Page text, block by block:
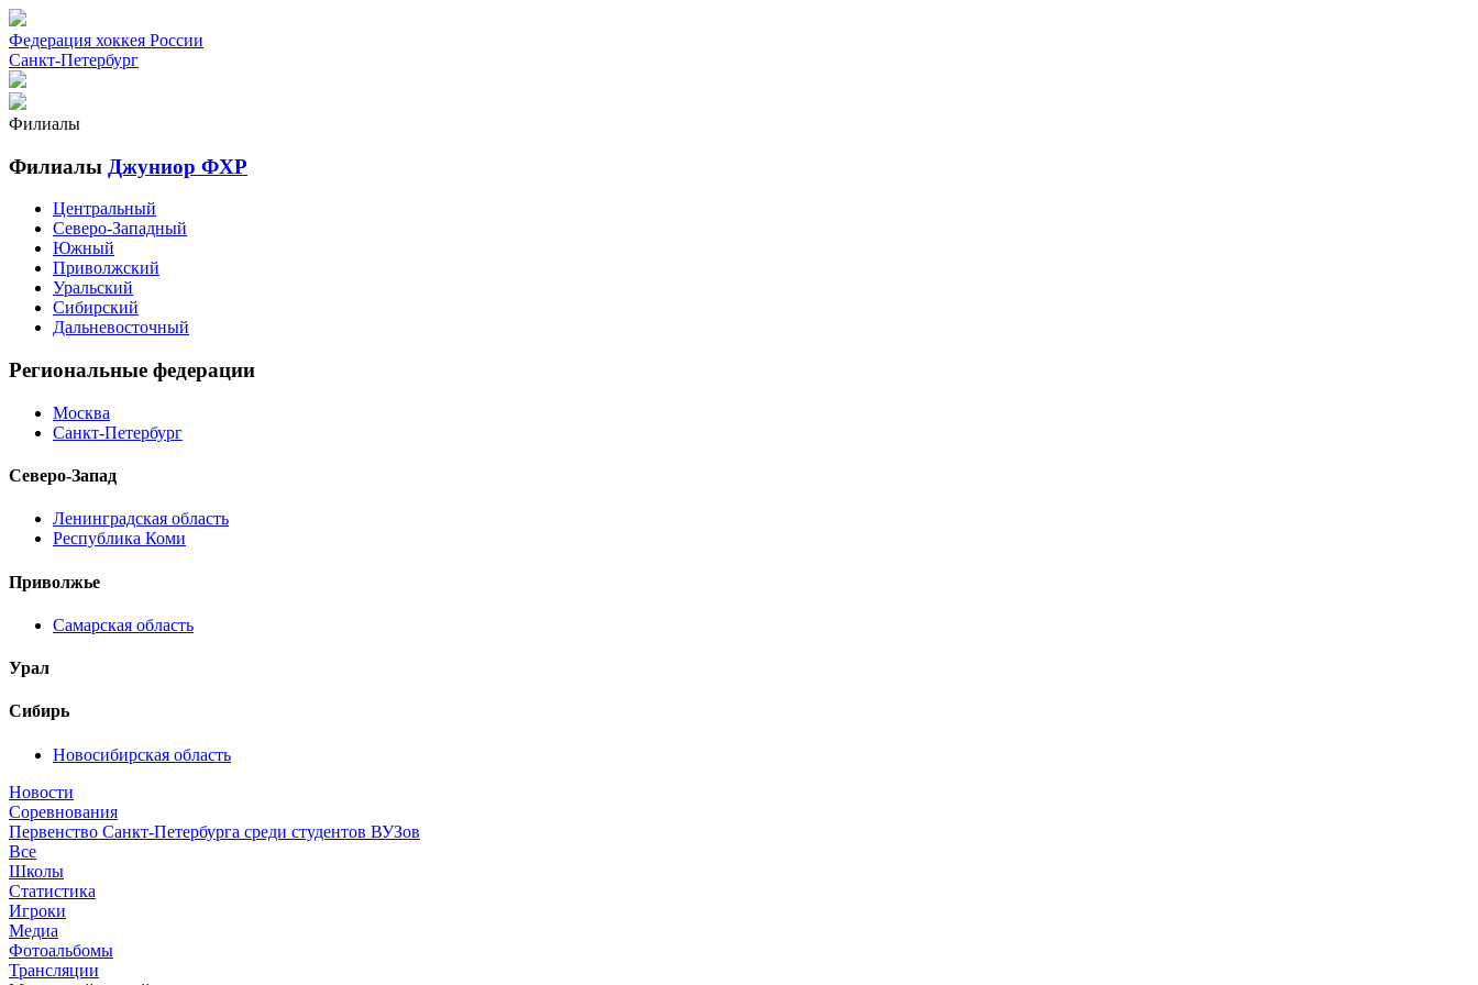
Федерация хоккея России
Санкт-Петербург
Филиалы
Филиалы Джуниор ФХР
Центральный
Северо-Западный
Южный
Приволжский
Уральский
Сибирский
Дальневосточный
Региональные федерации
Москва
Санкт-Петербург
Северо-Запад
Ленинградская область
Республика Коми
Приволжье
Самарская область
Урал
Сибирь
Новосибирская область
Новости
Соревнования
Первенство Санкт-Петербурга среди студентов ВУЗов
Все
Школы
Статистика
Игроки
Медиа
Фотоальбомы
Трансляции